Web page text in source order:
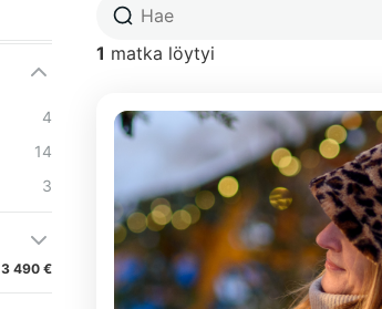
4
14
3
3 490 €
1 matka löytyi